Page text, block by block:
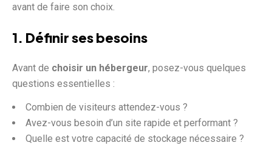
avant de faire son choix.
1. Définir ses besoins
Avant de choisir un hébergeur, posez-vous quelques
questions essentielles :
Combien de visiteurs attendez-vous ?
Avez-vous besoin d’un site rapide et performant ?
Quelle est votre capacité de stockage nécessaire ?